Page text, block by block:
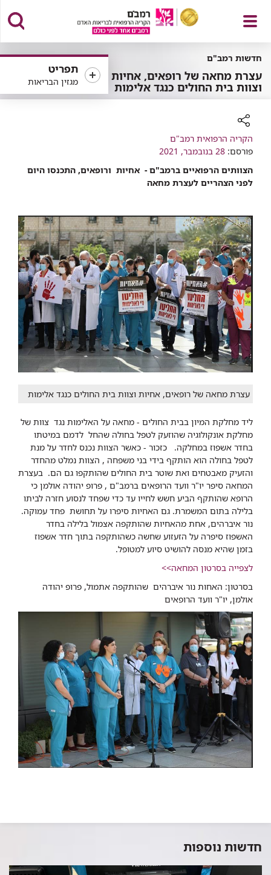
פתח
תפריט
תפריט
מגזין הבריאות
חדשות רמב"ם
עצרת מחאה של רופאים, אחיות
וצוות בית החולים כנגד אלימות
רכיב
שיתוף
הקריה הרפואית רמב"ם
פורסם: 28 בנובמבר, 2021
הצוותים הרפואיים ברמב"ם - אחיות ורופאים, התכנסו היום
לפני הצהריים לעצרת מחאה
עצרת מחאה של רופאים, אחיות וצוות בית החולים כנגד אלימות
ליד מחלקת המיון בבית החולים - מחאה על האלימות נגד צוות של
מחלקת אונקולוגיה שהוזעק לטפל בחולה שהחל לדמם במיטתו
בחדר אשפוז במחלקה. כזכור - כאשר הצוות נכנס לחדר על מנת
לטפל בחולה הוא הותקף בידי בני משפחה , הצוות נמלט מהחדר
והזעיק מאבטחים ואת שוטר בית החולים שהותקפו גם הם. בעצרת
המחאה סיפר יו"ר וועד הרופאים ברמב"ם , פרופ יהודה אולמן כי
הרופא שהותקף הביע חשש לחייו עד כדי שפחד לנסוע חזרה לביתו
בלילה בתום המשמרת. גם האחיות סיפרו על תחושת פחד עמוקה.
נור איברהים, אחת מהאחיות שהותקפה אצמול בלילה בחדר
האשפוז סיפרה על הזעזוע שחשה כשהותקפה בתוך חדר אשפוז
בזמן שהיא מנסה להושיט סיוע למטופל.
לצפייה בסרטון המחאה>>
בסרטון: האחות נור איברהים שהותקפה אתמול, פרופ יהודה
אולמן, יו"ר וועד הרופאים
חדשות נוספות